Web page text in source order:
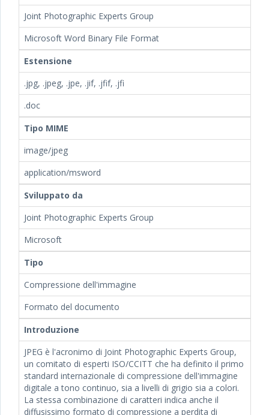
Joint Photographic Experts Group
Microsoft Word Binary File Format
Estensione
.jpg, .jpeg, .jpe, .jif, .jfif, .jfi
.doc
Tipo MIME
image/jpeg
application/msword
Sviluppato da
Joint Photographic Experts Group
Microsoft
Tipo
Compressione dell'immagine
Formato del documento
Introduzione
JPEG è l'acronimo di Joint Photographic Experts Group,
un comitato di esperti ISO/CCITT che ha definito il primo
standard internazionale di compressione dell'immagine
digitale a tono continuo, sia a livelli di grigio sia a colori.
La stessa combinazione di caratteri indica anche il
diffusissimo formato di compressione a perdita di